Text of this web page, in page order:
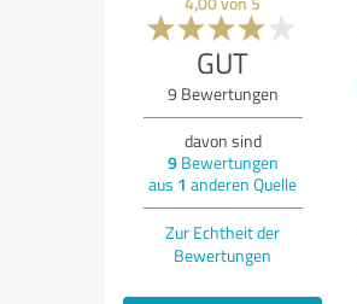
GUT
9 Bewertungen
davon sind
9Bewertungen
aus 1 anderen Quelle
Zur Echtheit der
Bewertungen